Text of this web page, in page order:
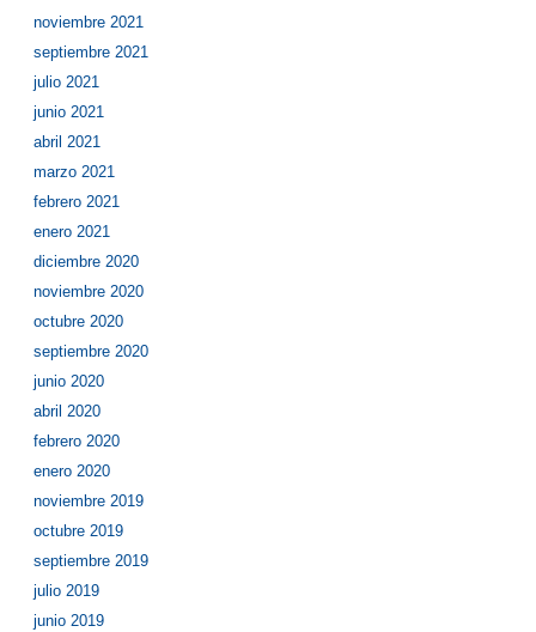
noviembre 2021
septiembre 2021
julio 2021
junio 2021
abril 2021
marzo 2021
febrero 2021
enero 2021
diciembre 2020
noviembre 2020
octubre 2020
septiembre 2020
junio 2020
abril 2020
febrero 2020
enero 2020
noviembre 2019
octubre 2019
septiembre 2019
julio 2019
junio 2019